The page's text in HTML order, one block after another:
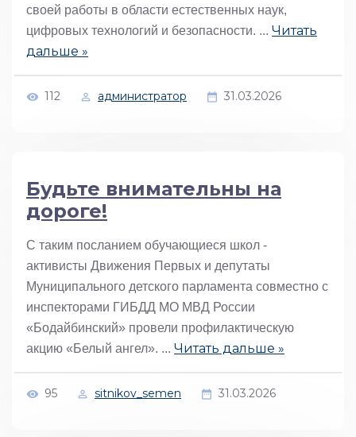
своей работы в области естественных наук,
цифровых технологий и безопасности. ... Читать
дальше »
112 администратор 31.03.2026
Будьте внимательны на
дороге!
С таким посланием обучающиеся школ -
активисты Движения Первых и депутаты
Муниципального детского парламента совместно с
инспекторами ГИБДД МО МВД России
«Бодайбинский» провели профилактическую
акцию «Белый ангел». ... Читать дальше »
95 sitnikov_semen 31.03.2026